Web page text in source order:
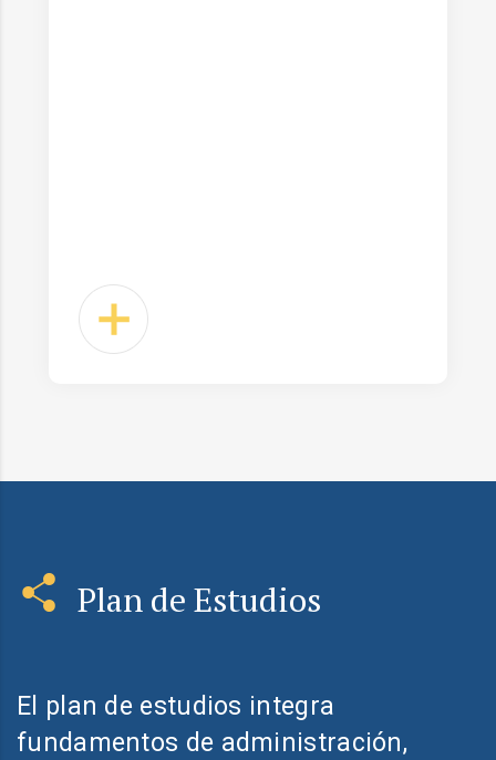
Plan de Estudios
El plan de estudios integra
fundamentos de administración,